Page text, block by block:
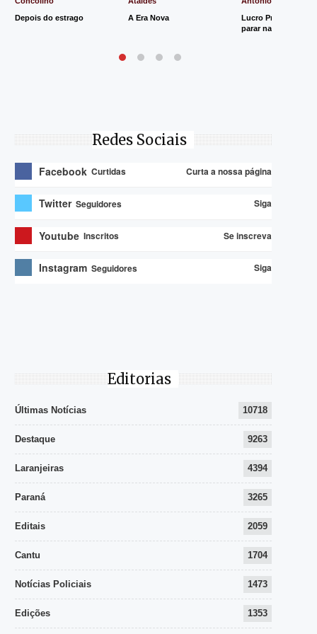
Depois do estrago
A Era Nova
Lucro Presumido
parar na Justiça
Redes Sociais
Facebook Curtidas Curta a nossa página
Twitter Seguidores Siga
Youtube Inscritos Se inscreva
Instagram Seguidores Siga
Editorias
Últimas Notícias 10718
Destaque 9263
Laranjeiras 4394
Paraná 3265
Editais 2059
Cantu 1704
Notícias Policiais 1473
Edições 1353